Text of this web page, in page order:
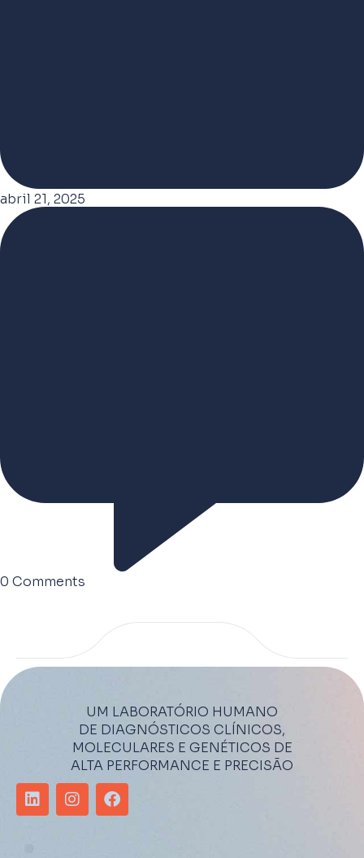
abril 21, 2025
0 Comments
UM LABORATÓRIO HUMANO
DE DIAGNÓSTICOS CLÍNICOS,
MOLECULARES E GENÉTICOS DE
ALTA PERFORMANCE E PRECISÃO